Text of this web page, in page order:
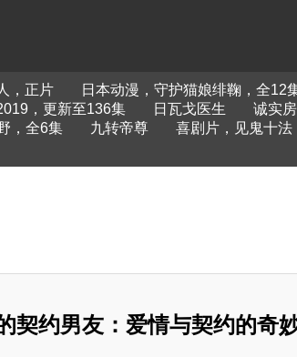
，正片 日本动漫，守护猫娘绯鞠，全12
，更新至136集 日瓦戈医生 诚实
，全6集 九转帝尊 喜剧片，见鬼十法
契约男友：爱情与契约的奇